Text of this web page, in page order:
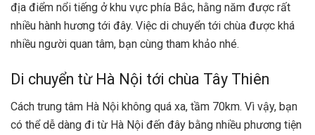
địa điểm nổi tiếng ở khu vực phía Bắc, hằng năm được rất
nhiều hành hương tới đây. Việc di chuyển tới chùa được khá
nhiều người quan tâm, bạn cùng tham khảo nhé.
Di chuyển từ Hà Nội tới chùa Tây Thiên
Cách trung tâm Hà Nội không quá xa, tầm 70km. Vì vậy, bạn
có thể dễ dàng đi từ Hà Nội đến đây bằng nhiều phương tiện